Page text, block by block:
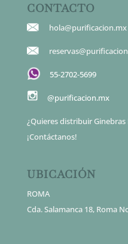
CONTACTO
hola@purificacion.mx
55-2702-5699
@purificacion.mx
¿Quieres distribuir
¡Contáctanos!
UBICACIÓN
ROMA
Cda. Salamanca 18, Roma